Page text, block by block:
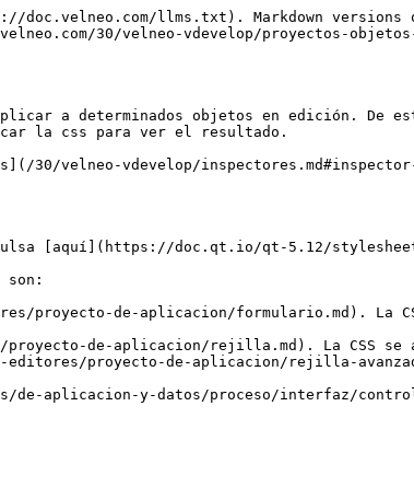
llms.txt). Markdown versions
30/velneo-vdevelop/proyectos-
a determinados objetos en edición. De este
la css para ver el resultado.
velneo-vdevelop/
[aquí](https://doc.qt.io/qt-5.12/
son:
proyecto-de-aplicacion/formulario.md). La
de-aplicacion/rejilla.md). La CSS
proyecto-de-aplicacion/rejilla-
aplicacion-y-datos/proceso/interfaz/